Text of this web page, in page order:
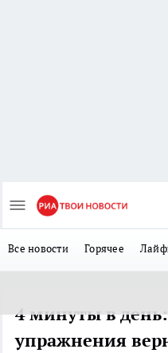
Все новости Горячее
4 минуты в
упражнения